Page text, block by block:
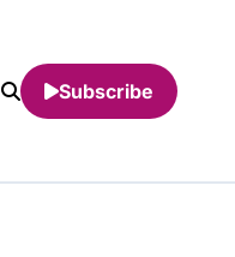
Subscribe